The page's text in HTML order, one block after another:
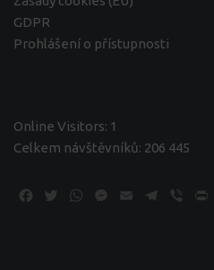
GDPR
Prohlášení o přístupnosti
Online Visitors: 1
Celkem návštěvníků: 206 445
Facebook
TwitterWhatsApp
Messenger
Email Telegram
Viber